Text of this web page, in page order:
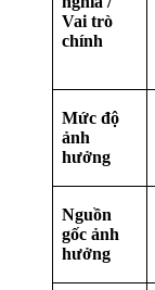
Vai trò
chính
Mức độ
ảnh
hưởng
Nguồn
gốc ảnh
hưởng